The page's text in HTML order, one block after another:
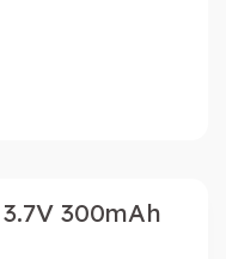
300mAh